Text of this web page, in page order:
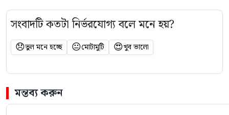
সংবাদটি কতটা নির্ভরযোগ্য বলে মনে হয়?
😞ভুল মনে হচ্ছে 😐মোটামুটি 😍খুব ভালো
মন্তব্য করুন